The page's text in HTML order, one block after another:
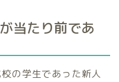
当たり前であ
の学生であった新人